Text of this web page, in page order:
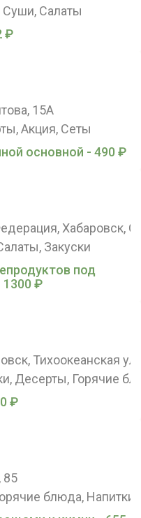
Салаты
₽
15А
Акция, Сеты
основной - 490 ₽
Хабаровск,
Закуски
под
₽
Тихоокеанская
Десерты, Горячие
₽
85
блюда, Напитки